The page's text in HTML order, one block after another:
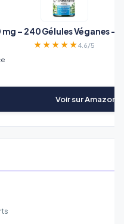
– 240 Gélules Véganes –
★★★★★4.6/5
Voir sur Amazon